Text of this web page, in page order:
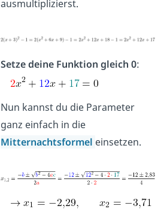
ausmultiplizierst.
Setze deine Funktion gleich 0:
Nun kannst du die Parameter
ganz einfach in die
Mitternachtsformel einsetzen.